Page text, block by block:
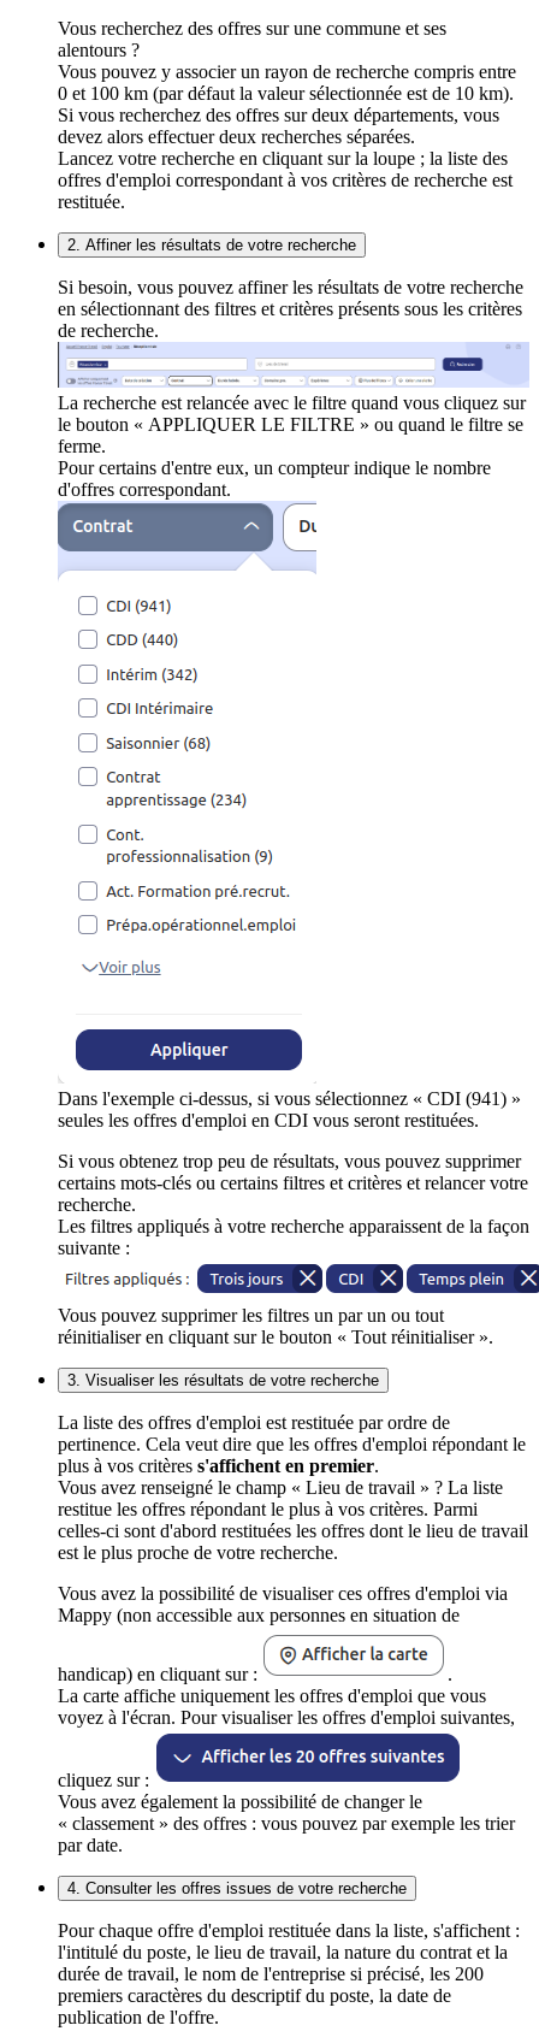
Vous recherchez des offres sur une commune et ses
alentours ?
Vous pouvez y associer un rayon de recherche compris entre
0 et 100 km (par défaut la valeur sélectionnée est de 10 km).
Si vous recherchez des offres sur deux départements, vous
devez alors effectuer deux recherches séparées.
Lancez votre recherche en cliquant sur la loupe ; la liste des
offres d'emploi correspondant à vos critères de recherche est
restituée.
2. Affiner les résultats de votre recherche
Si besoin, vous pouvez affiner les résultats de votre recherche
en sélectionnant des filtres et critères présents sous les critères
de recherche.
La recherche est relancée avec le filtre quand vous cliquez sur
le bouton « APPLIQUER LE FILTRE » ou quand le filtre se
ferme.
Pour certains d'entre eux, un compteur indique le nombre
d'offres correspondant.
Dans l'exemple ci-dessus, si vous sélectionnez « CDI (941) »
seules les offres d'emploi en CDI vous seront restituées.
Si vous obtenez trop peu de résultats, vous pouvez supprimer
certains mots-clés ou certains filtres et critères et relancer votre
recherche.
Les filtres appliqués à votre recherche apparaissent de la façon
suivante :
Vous pouvez supprimer les filtres un par un ou tout
réinitialiser en cliquant sur le bouton « Tout réinitialiser ».
3. Visualiser les résultats de votre recherche
La liste des offres d'emploi est restituée par ordre de
pertinence. Cela veut dire que les offres d'emploi répondant le
plus à vos critères s'affichent en premier.
Vous avez renseigné le champ « Lieu de travail » ? La liste
restitue les offres répondant le plus à vos critères. Parmi
celles-ci sont d'abord restituées les offres dont le lieu de travail
est le plus proche de votre recherche.
Vous avez la possibilité de visualiser ces offres d'emploi via
Mappy (non accessible aux personnes en situation de
handicap) en cliquant sur :
.
La carte affiche uniquement les offres d'emploi que vous
voyez à l'écran. Pour visualiser les offres d'emploi suivantes,
cliquez sur :
Vous avez également la possibilité de changer le
« classement » des offres : vous pouvez par exemple les trier
par date.
4. Consulter les offres issues de votre recherche
Pour chaque offre d'emploi restituée dans la liste, s'affichent :
l'intitulé du poste, le lieu de travail, la nature du contrat et la
durée de travail, le nom de l'entreprise si précisé, les 200
premiers caractères du descriptif du poste, la date de
publication de l'offre.